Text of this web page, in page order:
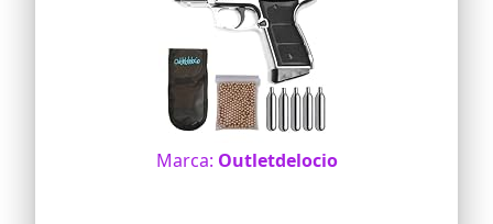
Marca: Outletdelocio